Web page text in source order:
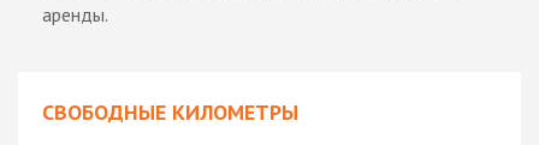
аренды.
СВОБОДНЫЕ КИЛОМЕТРЫ